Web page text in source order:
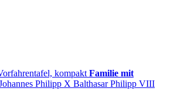
kompakt Familie mit
Philipp X BalthasarPhilipp VIII